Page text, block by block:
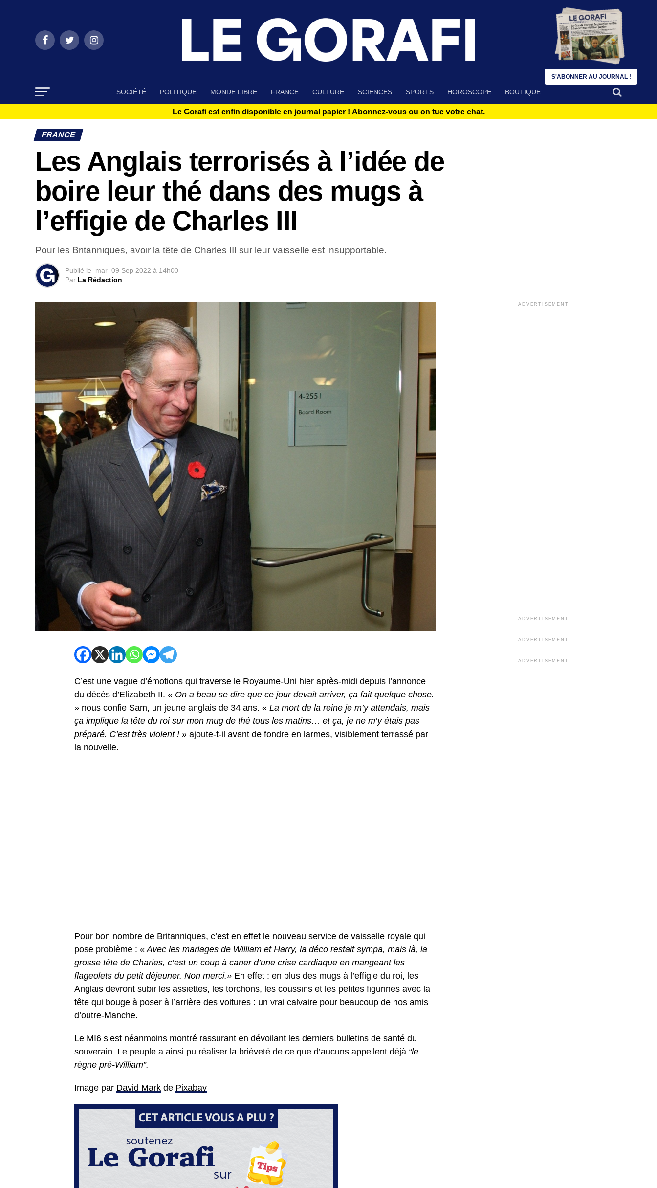
SOCIÉTÉ POLITIQUE MONDE LIBRE FRANCE CULTURE SCIENCES SPORTS HOROSCOPE BOUTIQUE
Le Gorafi est enfin disponible en journal papier ! Abonnez-vous ou on tue votre chat.
FRANCE
Les Anglais terrorisés à l’idée de
boire leur thé dans des mugs à
l’effigie de Charles III
Pour les Britanniques, avoir la tête de Charles III sur leur vaisselle est insupportable.
Publié le mar 09 Sep 2022 à 14h00
Par La Rédaction
C’est une vague d’émotions qui traverse le Royaume-Uni hier après-midi depuis l’annonce
du décès d’Elizabeth II. « On a beau se dire que ce jour devait arriver, ça fait quelque chose.
» nous confie Sam, un jeune anglais de 34 ans. « La mort de la reine je m’y attendais, mais
ça implique la tête du roi sur mon mug de thé tous les matins… et ça, je ne m’y étais pas
préparé. C’est très violent ! » ajoute-t-il avant de fondre en larmes, visiblement terrassé par
la nouvelle.
Pour bon nombre de Britanniques, c’est en effet le nouveau service de vaisselle royale qui
pose problème : « Avec les mariages de William et Harry, la déco restait sympa, mais là, la
grosse tête de Charles, c’est un coup à caner d’une crise cardiaque en mangeant les
flageolets du petit déjeuner. Non merci.» En effet : en plus des mugs à l’effigie du roi, les
Anglais devront subir les assiettes, les torchons, les coussins et les petites figurines avec la
tête qui bouge à poser à l’arrière des voitures : un vrai calvaire pour beaucoup de nos amis
d’outre-Manche.
Le MI6 s’est néanmoins montré rassurant en dévoilant les derniers bulletins de santé du
souverain. Le peuple a ainsi pu réaliser la brièveté de ce que d’aucuns appellent déjà “le
règne pré-William”.
Image par David Mark de Pixabay
ADVERTISEMENT
ADVERTISEMENT
ADVERTISEMENT
ADVERTISEMENT
S'ABONNER AU JOURNAL !